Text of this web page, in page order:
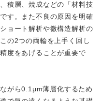
積層、焼成などの「材料技
す。また不良の原因を明確
ョート解析や微構造解析の
の2つの両輪を上手く回し
度をあげることが重要で
がら0.1μm薄層化するため